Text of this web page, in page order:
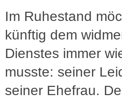
Im Ruhestand
künftig dem
Dienstes immer
musste: seiner
seiner Ehefrau.